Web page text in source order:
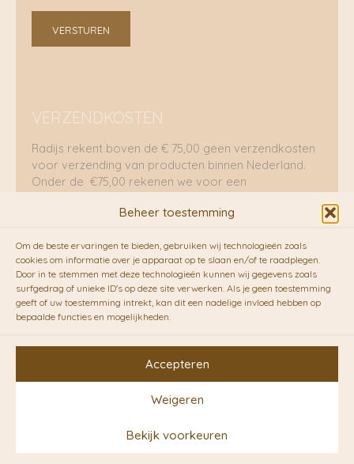
Beheer toestemming
Om de beste ervaringen te bieden, gebruiken wij technologieën zoals
cookies om informatie over je apparaat op te slaan en/of te raadplegen.
Door in te stemmen met deze technologieën kunnen wij gegevens zoals
surfgedrag of unieke ID's op deze site verwerken. Als je geen toestemming
geeft of uw toestemming intrekt, kan dit een nadelige invloed hebben op
bepaalde functies en mogelijkheden.
Accepteren
Weigeren
Bekijk voorkeuren
VERSTUREN
VERZENDKOSTEN
Radijs rekent boven de € 75,00 geen verzendkosten
voor verzending van producten binnen Nederland.
Onder de €75,00 rekenen we voor een
RADIJS werkt samen met de duurzame bezorgdienst
vanFietskoeriers.nl. Pakketten (mits voorradig) voor
10.00 uur besteld op een doordeweekse dag,
bezorgen zij soms nog op dezelfde dag in de
avonduren! Brievenbuspakjes de volgende dag. En
waar mogelijk ook echt op de fiets!!
Conceptstore | Designed by
Ontwerpunie